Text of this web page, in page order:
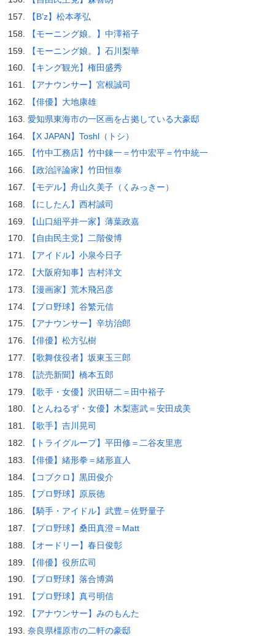
【B’z】松本孝弘
【モーニング娘。】中澤裕子
【モーニング娘。】石川梨華
【キング観光】権田盛秀
【アナウンサー】宮根誠司
【俳優】大地康雄
愛知県東海市の一区画を占拠している大豪邸
【X JAPAN】Toshl（トシ）
【竹中工務店】竹中錬一＝竹中宏平＝竹中統一
【政治評論家】竹田恒泰
【モデル】舟山久美子（くみっきー）
【にしたん】西村誠司
【山口組平井一家】薄葉政嘉
【自由民主党】二階俊博
【アイドル】小泉今日子
【大阪府知事】吉村洋文
【漫画家】荒木飛呂彦
【プロ野球】谷繁元信
【アナウンサー】辛坊治郎
【俳優】松方弘樹
【歌舞伎役者】坂東玉三郎
【読売新聞】橋本五郎
【歌手・女優】沢田研二＝田中裕子
【とんねるず・女優】木梨憲武＝安田成美
【歌手】吉川晃司
【トライグループ】平田修＝二谷友里恵
【俳優】緒形拳＝緒形直人
【コブクロ】黒田俊介
【プロ野球】原辰徳
【騎手・アイドル】武豊＝佐野量子
【プロ野球】桑田真澄＝Matt
【オードリー】春日俊彰
【俳優】役所広司
【プロ野球】落合博満
【プロ野球】真弓明信
【アナウンサー】みのもんた
奈良県橿原市の二軒の豪邸